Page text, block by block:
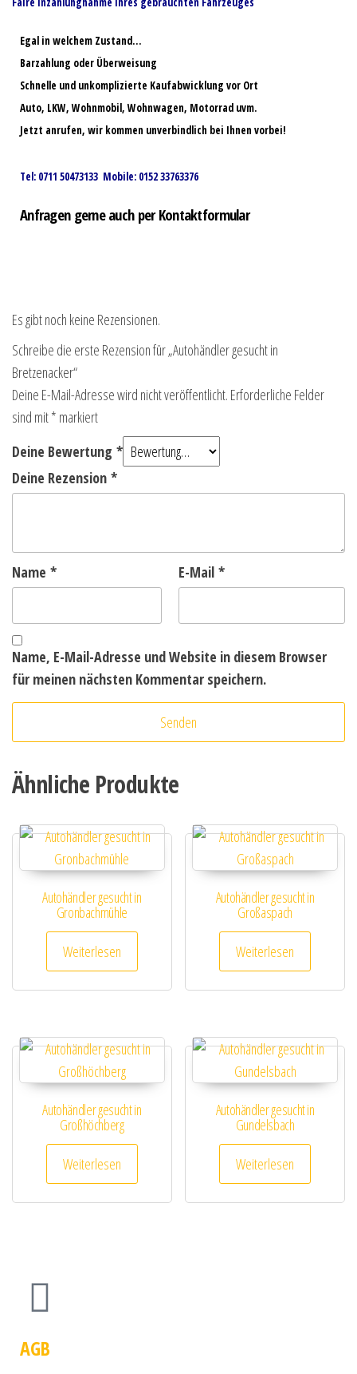
Egal in welchem Zustand…
Barzahlung oder Überweisung
Schnelle und unkomplizierte Kaufabwicklung vor Ort
Auto, LKW, Wohnmobil, Wohnwagen, Motorrad uvm.
Jetzt anrufen, wir kommen unverbindlich bei Ihnen vorbei!
Tel: 0711 50473133 Mobile: 0152 33763376
Anfragen gerne auch per Kontaktformular
Es gibt noch keine Rezensionen.
Schreibe die erste Rezension für „Autohändler gesucht in
Bretzenacker“
Deine E-Mail-Adresse wird nicht veröffentlicht. Erforderliche Felder
sind mit* markiert
Deine Bewertung *
Deine Rezension *
Name * E-Mail *
Name, E-Mail-Adresse und Website in diesem Browser
für meinen nächsten Kommentar speichern.
Ähnliche Produkte
Autohändler gesucht in
Gronbachmühle
Weiterlesen
Autohändler gesucht in
Großaspach
Weiterlesen
Autohändler gesucht in
Großhöchberg
Weiterlesen
Autohändler gesucht in
Gundelsbach
Weiterlesen
AGB